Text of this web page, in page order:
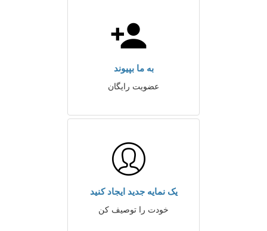
به ما بپیوند
عضویت رایگان
یک نمایه جدید ایجاد کنید
خودت را توصیف کن